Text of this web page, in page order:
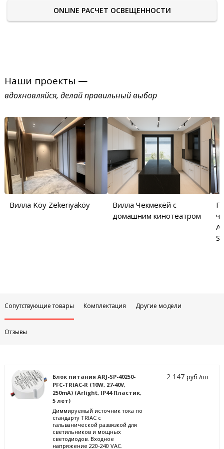
ONLINE РАСЧЕТ ОСВЕЩЕННОСТИ
Наши проекты —
вдохновляйся, делай правильный выбор
Вилла Köy Zekeriyaköy
Вилла Чекмекёй с
домашним кинотеатром
Сопутствующие товары Комплектация Другие модели
Отзывы
Блок питания ARJ-SP-40250-
PFC-TRIAC-R (10W, 27-40V,
250mA) (Arlight, IP44 Пластик,
5 лет)
Диммируемый источник тока по
стандарту TRIAC с
гальванической развязкой для
светильников и мощных
светодиодов. Входное
напряжение 220-240 VAC.
2 147руб /шт